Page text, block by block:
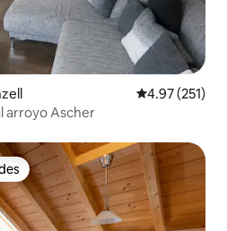
Calificación
4.97 (251)
arroyo Ascher
preferido